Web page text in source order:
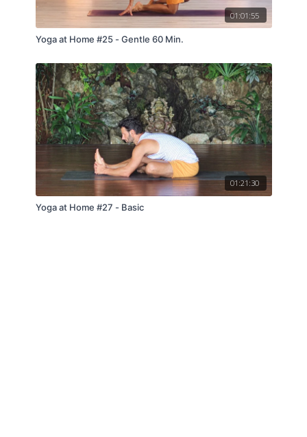
01:01:55
Yoga at Home #25 - Gentle 60 Min.
01:21:30
Yoga at Home #27 - Basic